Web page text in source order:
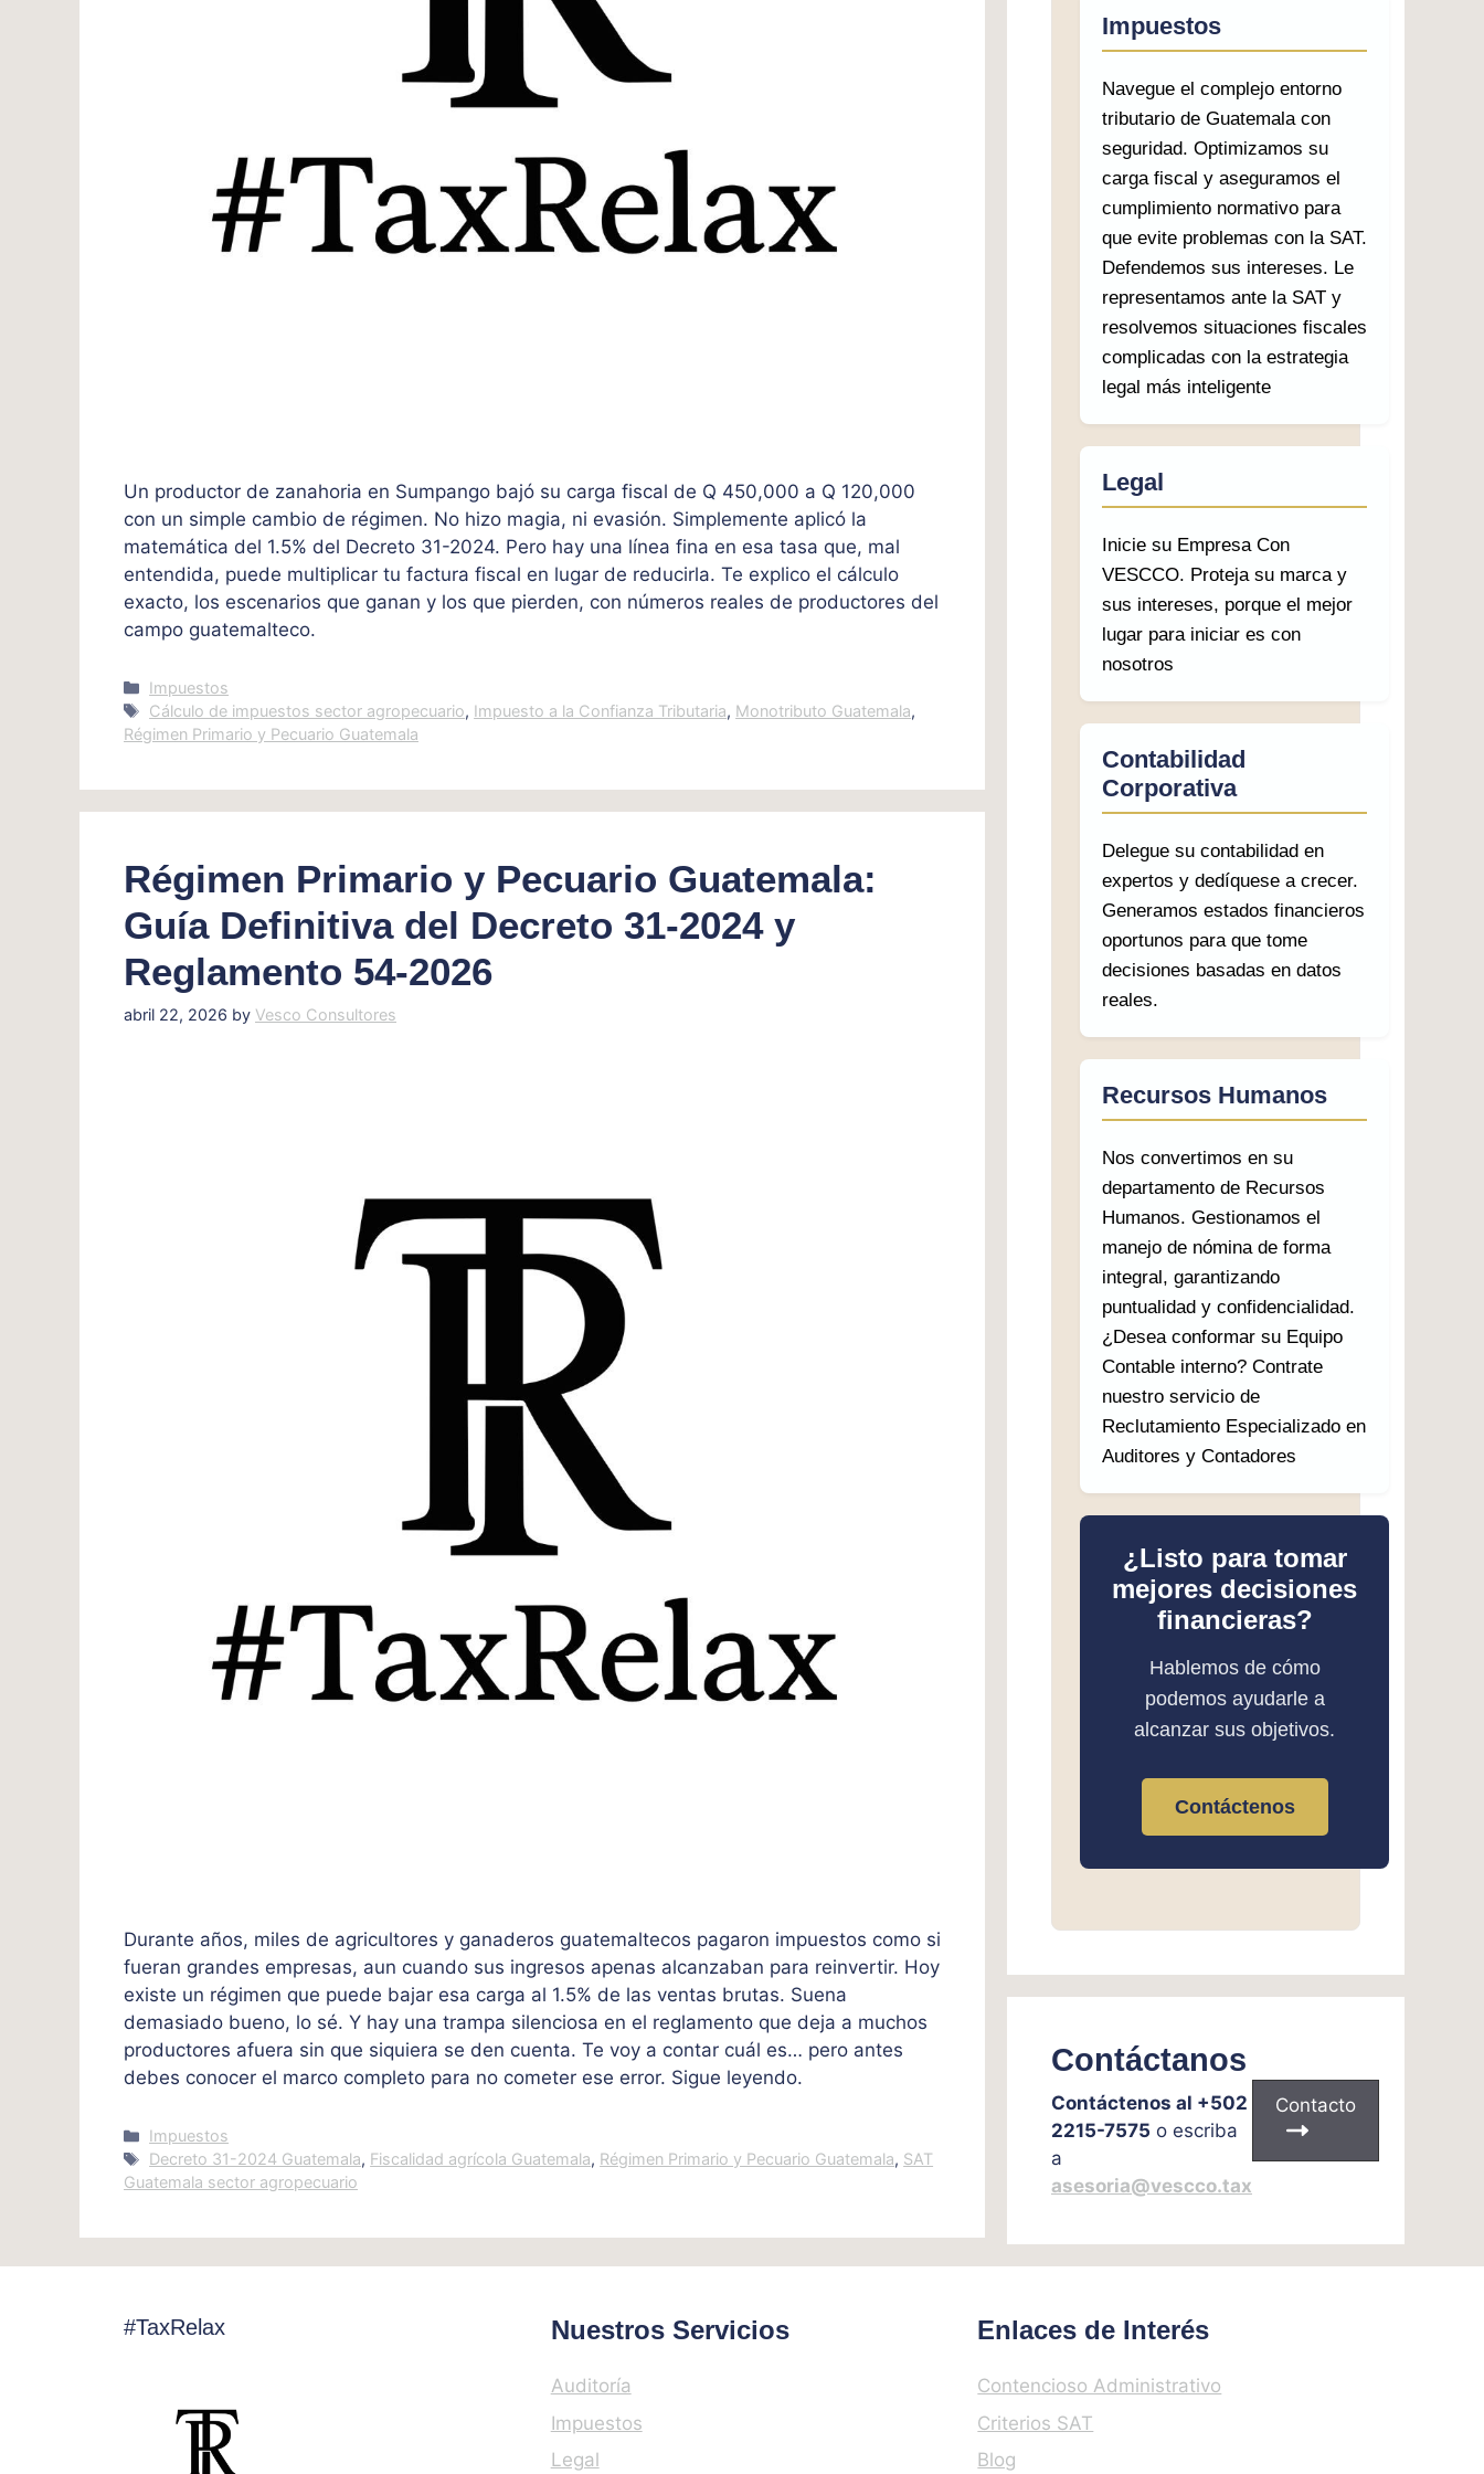
Un productor de zanahoria en Sumpango bajó su carga fiscal de Q 450,000 a Q 120,000
con un simple cambio de régimen. No hizo magia, ni evasión. Simplemente aplicó la
matemática del 1.5% del Decreto 31-2024. Pero hay una línea fina en esa tasa que, mal
entendida, puede multiplicar tu factura fiscal en lugar de reducirla. Te explico el cálculo
exacto, los escenarios que ganan y los que pierden, con números reales de productores del
campo guatemalteco.
Categories
Impuestos
Tags
Cálculo de impuestos sector agropecuario, Impuesto a la Confianza Tributaria, Monotributo Guatemala,
Régimen Primario y Pecuario Guatemala
Régimen Primario y Pecuario Guatemala:
Guía Definitiva del Decreto 31-2024 y
Reglamento 54-2026
abril 22, 2026 by Vesco Consultores
Durante años, miles de agricultores y ganaderos guatemaltecos pagaron impuestos como si
fueran grandes empresas, aun cuando sus ingresos apenas alcanzaban para reinvertir. Hoy
existe un régimen que puede bajar esa carga al 1.5% de las ventas brutas. Suena
demasiado bueno, lo sé. Y hay una trampa silenciosa en el reglamento que deja a muchos
productores afuera sin que siquiera se den cuenta. Te voy a contar cuál es… pero antes
debes conocer el marco completo para no cometer ese error. Sigue leyendo.
Categories
Impuestos
Tags
Decreto 31-2024 Guatemala, Fiscalidad agrícola Guatemala, Régimen Primario y Pecuario Guatemala, SAT
Guatemala sector agropecuario
Impuestos
Navegue el complejo entorno
tributario de Guatemala con
seguridad. Optimizamos su
carga fiscal y aseguramos el
cumplimiento normativo para
que evite problemas con la SAT.
Defendemos sus intereses. Le
representamos ante la SAT y
resolvemos situaciones fiscales
complicadas con la estrategia
legal más inteligente
Legal
Inicie su Empresa Con
VESCCO. Proteja su marca y
sus intereses, porque el mejor
lugar para iniciar es con
nosotros
Contabilidad
Corporativa
Delegue su contabilidad en
expertos y dedíquese a crecer.
Generamos estados financieros
oportunos para que tome
decisiones basadas en datos
reales.
Recursos Humanos
Nos convertimos en su
departamento de Recursos
Humanos. Gestionamos el
manejo de nómina de forma
integral, garantizando
puntualidad y confidencialidad.
¿Desea conformar su Equipo
Contable interno? Contrate
nuestro servicio de
Reclutamiento Especializado en
Auditores y Contadores
¿Listo para tomar
mejores decisiones
financieras?
Hablemos de cómo
podemos ayudarle a
alcanzar sus objetivos.
Contáctenos
Contáctanos
Contáctenos al +502
2215-7575 o escriba
a
asesoria@vescco.tax
Contacto
#TaxRelax Nuestros Servicios
Auditoría
Impuestos
Legal
Enlaces de Interés
Contencioso Administrativo
Criterios SAT
Blog